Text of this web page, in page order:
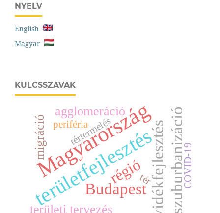
NYELV
English
Magyar
KULCSSZAVAK
Magyarország
területfejlesztésvidékfejlesztés
Budapest szuburbanizáció
régió
területi tervezés
migráció
agglomeráció
COVID-19
tér
tértermelés
periféria